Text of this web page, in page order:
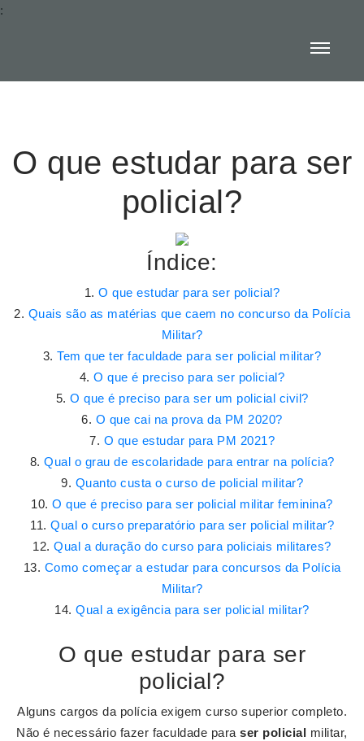
:
O que estudar para ser
policial?
Índice:
O que estudar para ser policial?
Quais são as matérias que caem no concurso da Polícia
Militar?
Tem que ter faculdade para ser policial militar?
O que é preciso para ser policial?
O que é preciso para ser um policial civil?
O que cai na prova da PM 2020?
O que estudar para PM 2021?
Qual o grau de escolaridade para entrar na polícia?
Quanto custa o curso de policial militar?
O que é preciso para ser policial militar feminina?
Qual o curso preparatório para ser policial militar?
Qual a duração do curso para policiais militares?
Como começar a estudar para concursos da Polícia
Militar?
Qual a exigência para ser policial militar?
O que estudar para ser
policial?
Alguns cargos da polícia exigem curso superior completo.
Não é necessário fazer faculdade paraser policial militar,